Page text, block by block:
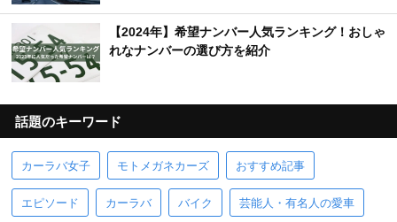
【2024年】希望ナンバー人気ランキング！おしゃ
れなナンバーの選び方を紹介
話題のキーワード
カーラバ女子 モトメガネカーズ おすすめ記事
エピソード カーラバ バイク 芸能人・有名人の愛車